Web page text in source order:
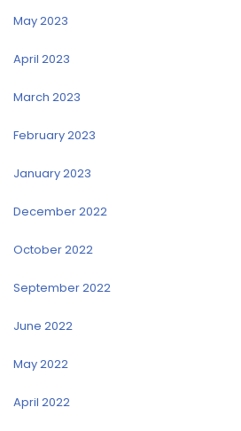
May 2023
April 2023
March 2023
February 2023
January 2023
December 2022
October 2022
September 2022
June 2022
May 2022
April 2022